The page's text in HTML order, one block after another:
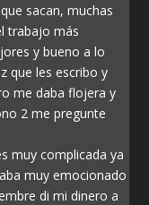
sacan, muchas
trabajo más
y bueno a lo
que les escribo y
me daba flojera y
2 me pregunte
muy complicada ya
muy emocionado
di mi dinero a